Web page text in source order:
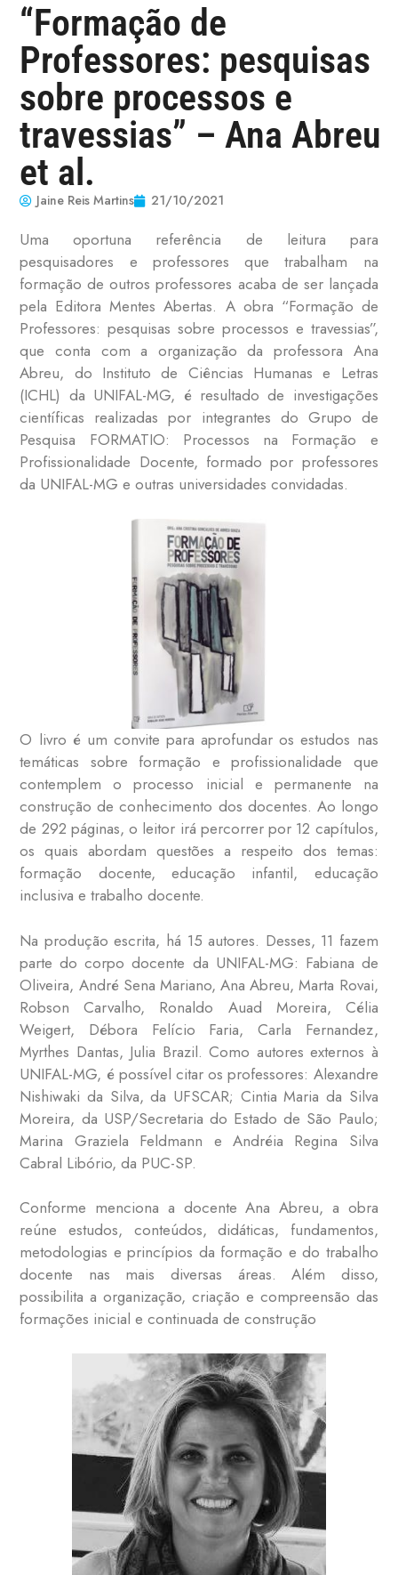
“Formação de
Professores: pesquisas
sobre processos e
travessias” – Ana Abreu
et al.
Jaine Reis Martins 21/10/2021
Uma oportuna referência de leitura para
pesquisadores e professores que trabalham na
formação de outros professores acaba de ser lançada
pela Editora Mentes Abertas. A obra “Formação de
Professores: pesquisas sobre processos e travessias”,
que conta com a organização da professora Ana
Abreu, do Instituto de Ciências Humanas e Letras
(ICHL) da UNIFAL-MG, é resultado de investigações
científicas realizadas por integrantes do Grupo de
Pesquisa FORMATIO: Processos na Formação e
Profissionalidade Docente, formado por professores
da UNIFAL-MG e outras universidades convidadas.
O livro é um convite para aprofundar os estudos nas
temáticas sobre formação e profissionalidade que
contemplem o processo inicial e permanente na
construção de conhecimento dos docentes. Ao longo
de 292 páginas, o leitor irá percorrer por 12 capítulos,
os quais abordam questões a respeito dos temas:
formação docente, educação infantil, educação
inclusiva e trabalho docente.
Na produção escrita, há 15 autores. Desses, 11 fazem
parte do corpo docente da UNIFAL-MG: Fabiana de
Oliveira, André Sena Mariano, Ana Abreu, Marta Rovai,
Robson Carvalho, Ronaldo Auad Moreira, Célia
Weigert, Débora Felício Faria, Carla Fernandez,
Myrthes Dantas, Julia Brazil. Como autores externos à
UNIFAL-MG, é possível citar os professores: Alexandre
Nishiwaki da Silva, da UFSCAR; Cintia Maria da Silva
Moreira, da USP/Secretaria do Estado de São Paulo;
Marina Graziela Feldmann e Andréia Regina Silva
Cabral Libório, da PUC-SP.
Conforme menciona a docente Ana Abreu, a obra
reúne estudos, conteúdos, didáticas, fundamentos,
metodologias e princípios da formação e do trabalho
docente nas mais diversas áreas. Além disso,
possibilita a organização, criação e compreensão das
formações inicial e continuada de construção